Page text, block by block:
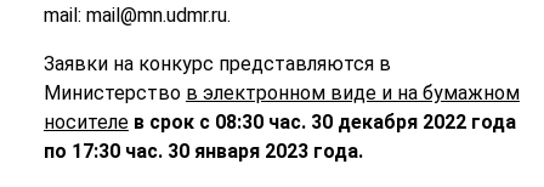
mail: mail@mn.udmr.ru.
Заявки на конкурс представляются в
Министерство в электронном виде и на бумажном
носителе в срок с 08:30 час. 30 декабря 2022 года
по 17:30 час. 30 января 2023 года.